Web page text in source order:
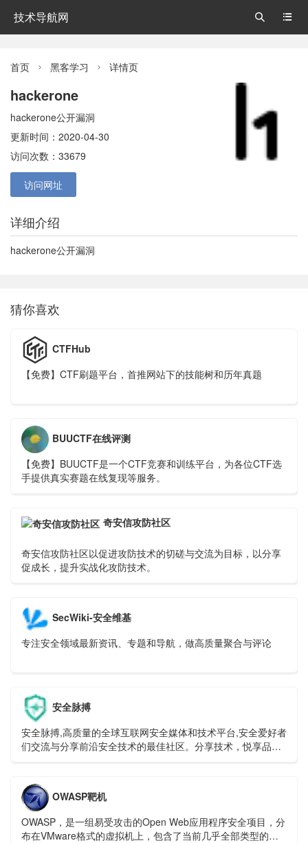
技术导航网 

首页  黑客学习  详情页
hackerone
hackerone公开漏洞
更新时间：2020-04-30
访问次数：33679
访问网址
详细介绍
hackerone公开漏洞
猜你喜欢
CTFHub
【免费】CTF刷题平台，首推网站下的技能树和历年真题
BUUCTF在线评测
【免费】BUUCTF是一个CTF竞赛和训练平台，为各位CTF选
手提供真实赛题在线复现等服务。
奇安信攻防社区
奇安信攻防社区以促进攻防技术的切磋与交流为目标，以分享
促成长，提升实战化攻防技术。
SecWiki-安全维基
专注安全领域最新资讯、专题和导航，做高质量聚合与评论
安全脉搏
安全脉搏,高质量的全球互联网安全媒体和技术平台,安全爱好者
们交流与分享前沿安全技术的最佳社区。分享技术，悦享品
OWASP靶机
OWASP，是一组易受攻击的Open Web应用程序安全项目，分
布在VMware格式的虚拟机上，包含了当前几乎全部类型的漏